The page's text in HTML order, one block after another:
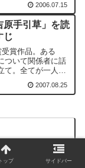
し、この転換点は
にまたがる可能性
を迎...
2006.07.15
原手引草」を読
じ
賞作品。ある
ついて関係者に話
て。全てが一人称
2007.08.25
トップ サイドバー